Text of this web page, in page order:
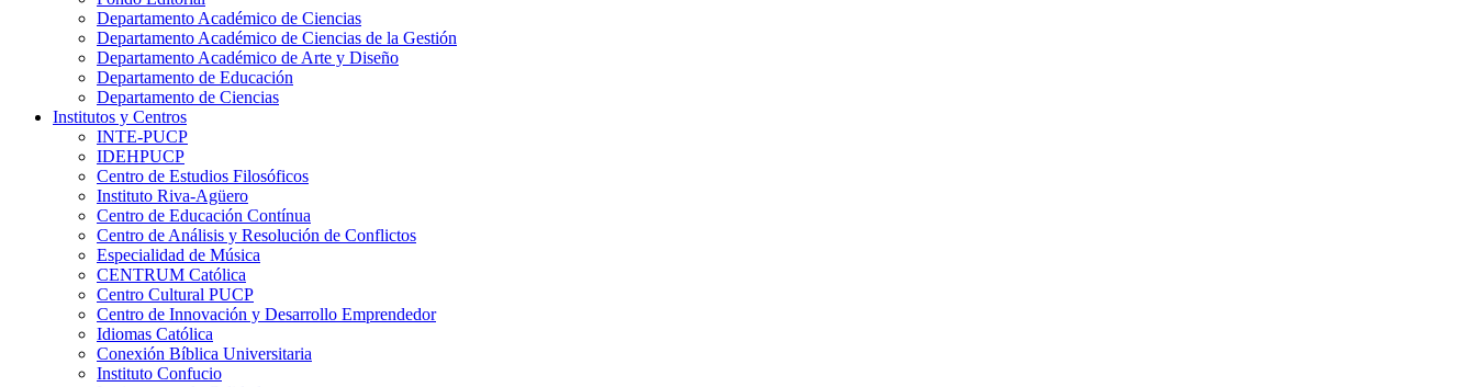
Departamento Académico de Ciencias
Departamento Académico de Ciencias de la Gestión
Departamento Académico de Arte y Diseño
Departamento de Educación
Departamento de Ciencias
Institutos y Centros
INTE-PUCP
IDEHPUCP
Centro de Estudios Filosóficos
Instituto Riva-Agüero
Centro de Educación Contínua
Centro de Análisis y Resolución de Conflictos
Especialidad de Música
CENTRUM Católica
Centro Cultural PUCP
Centro de Innovación y Desarrollo Emprendedor
Idiomas Católica
Conexión Bíblica Universitaria
Instituto Confucio